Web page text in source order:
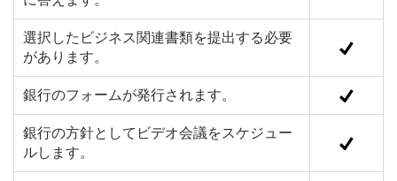
選択したビジネス関連書類を提出する必要
があります。
銀行のフォームが発行されます。
銀行の方針としてビデオ会議をスケジュー
ルします。